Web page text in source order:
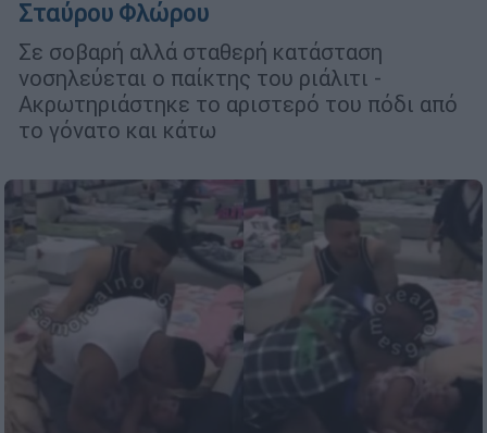
Σταύρου Φλώρου
Σε σοβαρή αλλά σταθερή κατάσταση
νοσηλεύεται ο παίκτης του ριάλιτι -
Ακρωτηριάστηκε το αριστερό του πόδι από
το γόνατο και κάτω